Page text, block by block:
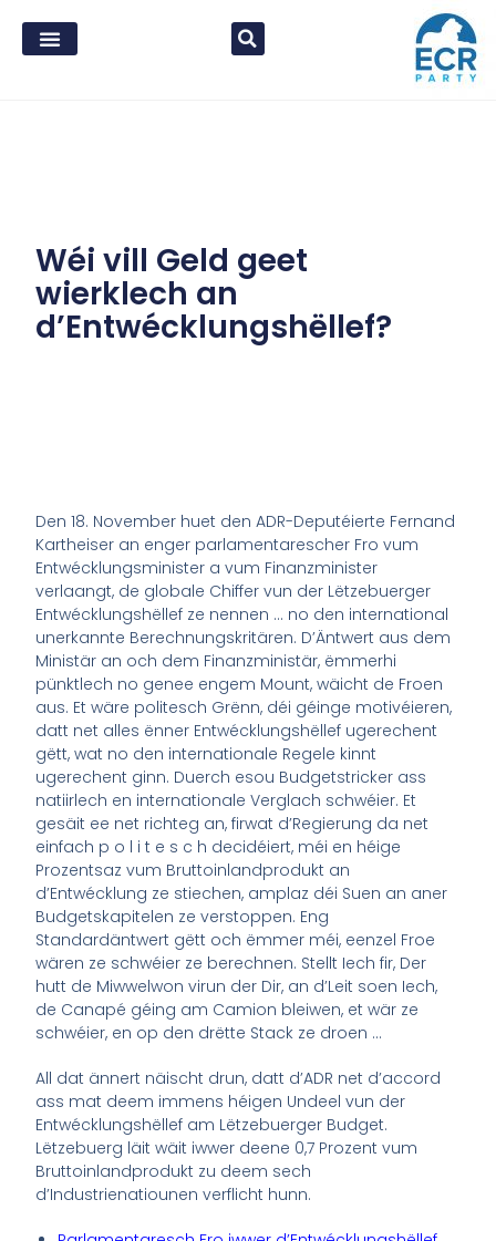
Wéi vill Geld geet
wierklech an
d’Entwécklungshëllef?
Den 18. November huet den ADR-Deputéierte Fernand
Kartheiser an enger parlamentarescher Fro vum
Entwécklungsminister a vum Finanzminister
verlaangt, de globale Chiffer vun der Lëtzebuerger
Entwécklungshëllef ze nennen … no den international
unerkannte Berechnungskritären. D’Äntwert aus dem
Ministär an och dem Finanzministär, ëmmerhi
pünktlech no genee engem Mount, wäicht de Froen
aus. Et wäre politesch Grënn, déi géinge motivéieren,
datt net alles ënner Entwécklungshëllef ugerechent
gëtt, wat no den internationale Regele kinnt
ugerechent ginn. Duerch esou Budgetstricker ass
natiirlech en internationale Verglach schwéier. Et
gesäit ee net richteg an, firwat d’Regierung da net
einfach p o l i t e s c h decidéiert, méi en héige
Prozentsaz vum Bruttoinlandprodukt an
d’Entwécklung ze stiechen, amplaz déi Suen an aner
Budgetskapitelen ze verstoppen. Eng
Standardäntwert gëtt och ëmmer méi, eenzel Froe
wären ze schwéier ze berechnen. Stellt Iech fir, Der
hutt de Miwwelwon virun der Dir, an d’Leit soen Iech,
de Canapé géing am Camion bleiwen, et wär ze
schwéier, en op den drëtte Stack ze droen …
All dat ännert näischt drun, datt d’ADR net d’accord
ass mat deem immens héigen Undeel vun der
Entwécklungshëllef am Lëtzebuerger Budget.
Lëtzebuerg läit wäit iwwer deene 0,7 Prozent vum
Bruttoinlandprodukt zu deem sech
d’Industrienatiounen verflicht hunn.